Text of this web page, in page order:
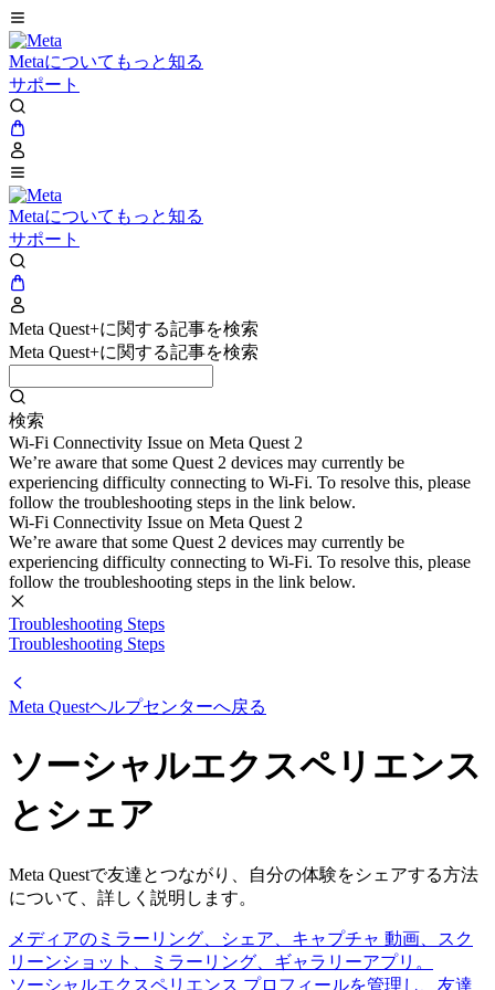
Metaについてもっと知る
サポート
Metaについてもっと知る
サポート
Meta Quest+に関する記事を検索
Meta Quest+に関する記事を検索
検索
Wi-Fi Connectivity Issue on Meta Quest 2
We’re aware that some Quest 2 devices may currently be
experiencing difficulty connecting to Wi-Fi. To resolve this, please
follow the troubleshooting steps in the link below.
Wi-Fi Connectivity Issue on Meta Quest 2
We’re aware that some Quest 2 devices may currently be
experiencing difficulty connecting to Wi-Fi. To resolve this, please
follow the troubleshooting steps in the link below.
Troubleshooting Steps
Troubleshooting Steps
Meta Questヘルプセンターへ戻る
ソーシャルエクスペリエンス
とシェア
Meta Questで友達とつながり、自分の体験をシェアする方法
について、詳しく説明します。
メディアのミラーリング、シェア、キャプチャ 動画、スク
リーンショット、ミラーリング、ギャラリーアプリ。
ソーシャルエクスペリエンス プロフィールを管理し、友達